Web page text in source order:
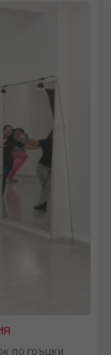
двойки или
движение,
по гръцки